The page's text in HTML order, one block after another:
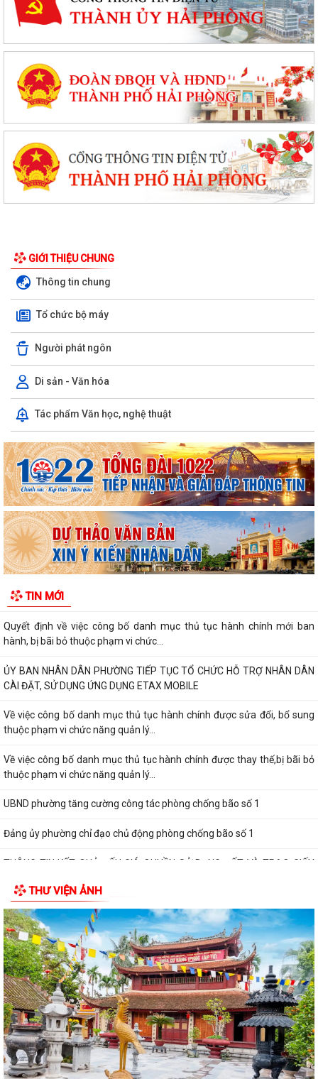
GIỚI THIỆU CHUNG
Thông tin chung
Tổ chức bộ máy
Người phát ngôn
Di sản - Văn hóa
Tác phẩm Văn học, nghệ thuật
TIN MỚI
tuyến tại các tổ dân phố –...
THÔNG BÁO: Thời gian tiếp tục triển khai thu Thuế sử dụng đất phi
nông nghiệp năm 2026 trên địa bàn...
Hải Phòng công khai thủ tục hành chính đặc thù mới ban hành lĩnh vực
đất đai thuộc phạm vi chức...
Hải Phòng công bố danh mục thủ tục hành chính được sửa đổi, bổ
sung, bị bãi bỏ thuộc phạm vi chức...
DÂN CÀI ĐẶT, SỬ DỤNG ỨNG DỤNG ETAX MOBILE,...
Quyết định về việc công bố danh mục thủ tục hành chính mới ban
hành, bị bãi bỏ thuộc phạm vi chức...
ỦY BAN NHÂN DÂN PHƯỜNG TIẾP TỤC TỔ CHỨC HỖ TRỢ NHÂN DÂN
CÀI ĐẶT, SỬ DỤNG ỨNG DỤNG ETAX MOBILE
Về việc công bố danh mục thủ tục hành chính được sửa đổi, bổ sung
thuộc phạm vi chức năng quản lý...
Về việc công bố danh mục thủ tục hành chính được thay thế,bị bãi bỏ
thuộc phạm vi chức năng quản lý...
UBND phường tăng cường công tác phòng chống bão số 1
Đảng ủy phường chỉ đạo chủ động phòng chống bão số 1
THÔNG TIN KẾT QUẢ ĐẤU GIÁ QUYỀN SỬ DỤNG ĐẤT VÀ TRAO GIẤY
THÔNG BÁO Về việc công khai số điện thoại đường dây nóng và trang
thông tin tiếp nhận kiến nghị,...
ẤM ÁP CHƯƠNG TRÌNH THĂM, TẶNG QUÀ NHÂN KỶ NIỆM 25 NĂM
NGÀY GIA ĐÌNH VIỆT NAM (28/6/2001 – 28/6/2026)
HỘI CỰU CHIẾN BINH, HỘI LHPN PHƯỜNG HƯNG ĐẠO DỌN VỆ SINH
NGHĨA TRANG LIỆT SĨ
HỘI ĐỒNG NHÂN DÂN PHƯỜNG HƯNG ĐẠO TỔ CHỨC KỲ HỌP THỨ 2
(KỲ HỌP THƯỜNG LỆ GIỮA NĂM) NĂM 2026
THƯ VIỆN ẢNH